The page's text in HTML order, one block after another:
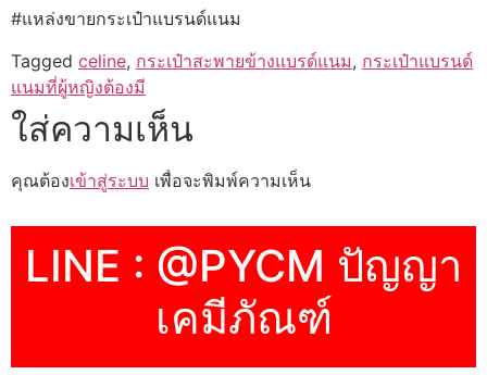
#แหล่งขายกระเป๋าแบรนด์แนม
Tagged celine, กระเป๋าสะพายข้างแบรด์แนม, กระเป๋าแบรนด์
แนมที่ผู้หญิงต้องมี
ใส่ความเห็น
คุณต้องเข้าสู่ระบบ เพื่อจะพิมพ์ความเห็น
LINE : @PYCM ปัญญา
เคมีภัณฑ์